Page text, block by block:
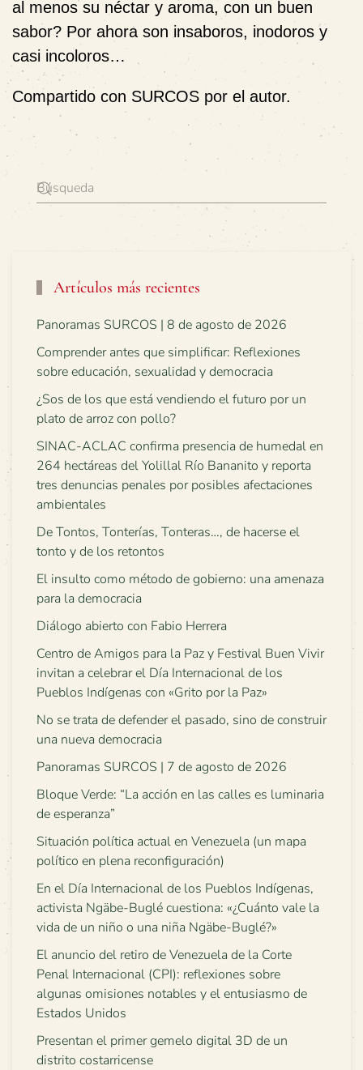
al menos su néctar y aroma, con un buen
sabor? Por ahora son insaboros, inodoros y
casi incoloros…
Compartido con SURCOS por el autor.
Artículos más recientes
Panoramas SURCOS | 8 de agosto de 2026
Comprender antes que simplificar: Reflexiones
sobre educación, sexualidad y democracia
¿Sos de los que está vendiendo el futuro por un
plato de arroz con pollo?
SINAC-ACLAC confirma presencia de humedal en
264 hectáreas del Yolillal Río Bananito y reporta
tres denuncias penales por posibles afectaciones
ambientales
De Tontos, Tonterías, Tonteras…, de hacerse el
tonto y de los retontos
El insulto como método de gobierno: una amenaza
para la democracia
Diálogo abierto con Fabio Herrera
Centro de Amigos para la Paz y Festival Buen Vivir
invitan a celebrar el Día Internacional de los
Pueblos Indígenas con «Grito por la Paz»
No se trata de defender el pasado, sino de construir
una nueva democracia
Panoramas SURCOS | 7 de agosto de 2026
Bloque Verde: “La acción en las calles es luminaria
de esperanza”
Situación política actual en Venezuela (un mapa
político en plena reconfiguración)
En el Día Internacional de los Pueblos Indígenas,
activista Ngäbe-Buglé cuestiona: «¿Cuánto vale la
vida de un niño o una niña Ngäbe-Buglé?»
El anuncio del retiro de Venezuela de la Corte
Penal Internacional (CPI): reflexiones sobre
algunas omisiones notables y el entusiasmo de
Estados Unidos
Presentan el primer gemelo digital 3D de un
distrito costarricense